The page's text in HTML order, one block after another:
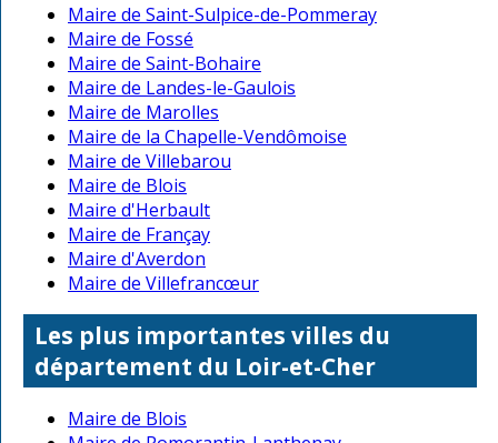
Maire de Saint-Sulpice-de-Pommeray
Maire de Fossé
Maire de Saint-Bohaire
Maire de Landes-le-Gaulois
Maire de Marolles
Maire de la Chapelle-Vendômoise
Maire de Villebarou
Maire de Blois
Maire d'Herbault
Maire de Françay
Maire d'Averdon
Maire de Villefrancœur
Les plus importantes villes du
département du Loir-et-Cher
Maire de Blois